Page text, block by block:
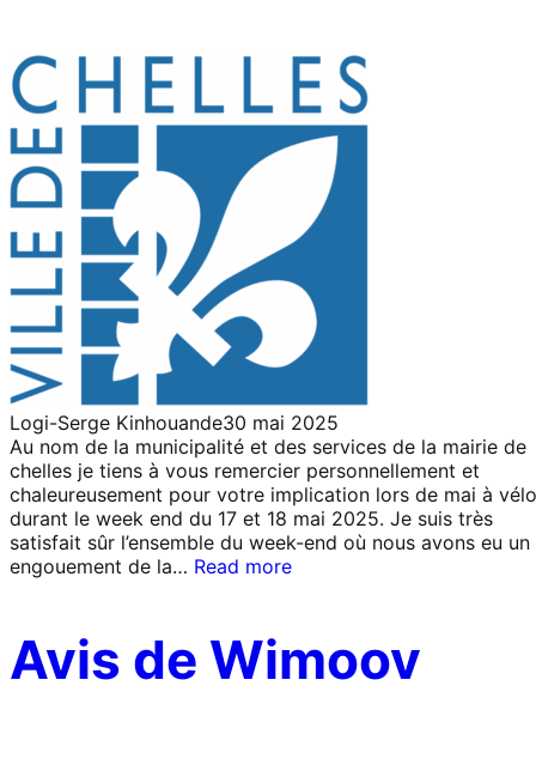
Logi-Serge Kinhouande30 mai 2025
Au nom de la municipalité et des services de la mairie de
chelles je tiens à vous remercier personnellement et
chaleureusement pour votre implication lors de mai à vélo
durant le week end du 17 et 18 mai 2025. Je suis très
satisfait sûr l’ensemble du week-end où nous avons eu un
engouement de la… Read more
Avis de Wimoov